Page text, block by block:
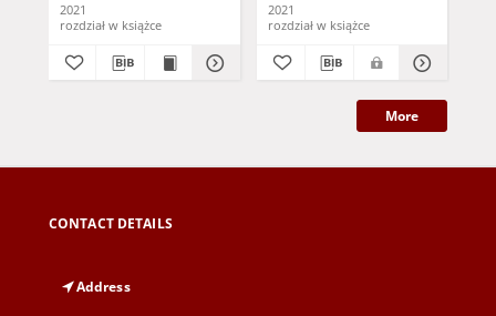
2021
rozdział w książce
2021
rozdział w książce
More
CONTACT DETAILS
Address